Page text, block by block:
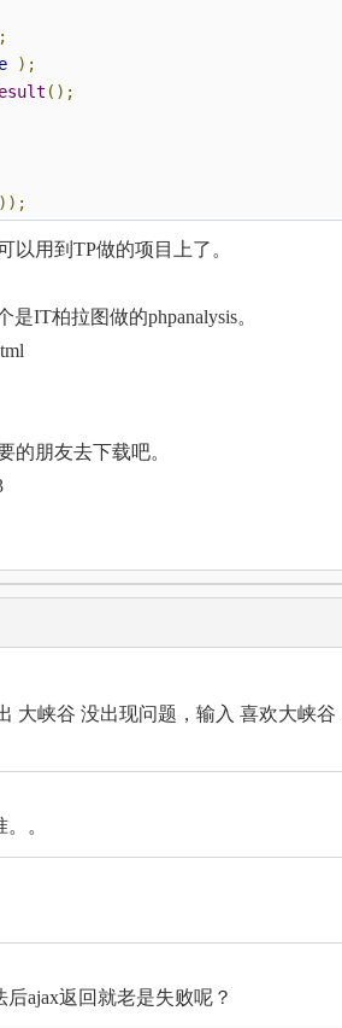
);
();
));
以用到TP做的项目上了。
IT柏拉图做的phpanalysis。
的朋友去下载吧。
大峡谷 没出现问题，输入 喜欢大峡
。
ajax返回就老是失败呢？